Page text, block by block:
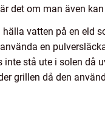
det om man även
vatten på en eld
en
inte stå ute i solen då
grillen då den